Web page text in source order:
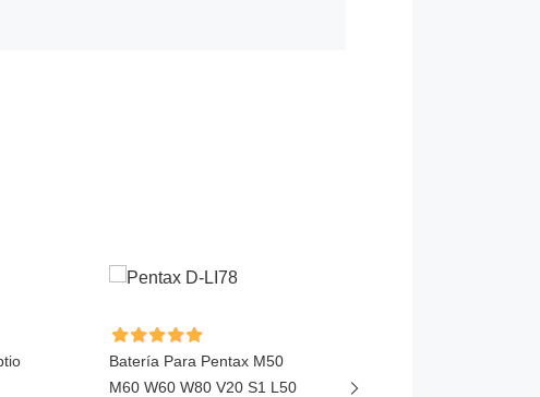
Batería Para Pentax M50
M60 W60 W80 V20 S1 L50